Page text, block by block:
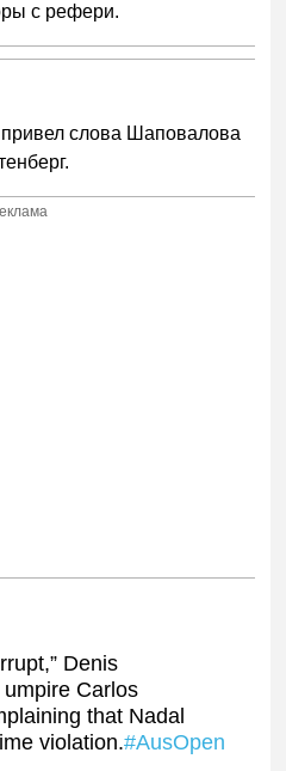
с рефери.
слова Шаповалова
Denis
Carlos
that Nadal
violation.#AusOpen